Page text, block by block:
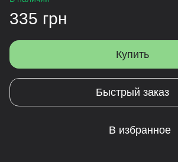
335 грн
Купить
Быстрый заказ
В избранное